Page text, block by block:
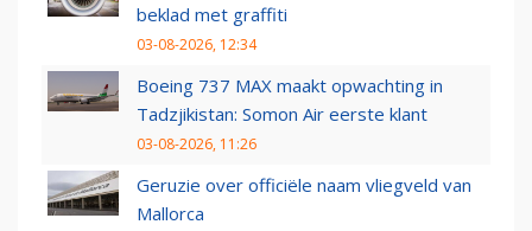
beklad met graffiti
03-08-2026, 12:34
Boeing 737 MAX maakt opwachting in
Tadzjikistan: Somon Air eerste klant
03-08-2026, 11:26
Geruzie over officiële naam vliegveld van
Mallorca